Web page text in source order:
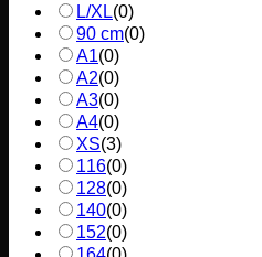
L/XL(0)
90 cm(0)
A1(0)
A2(0)
A3(0)
A4(0)
XS(3)
116(0)
128(0)
140(0)
152(0)